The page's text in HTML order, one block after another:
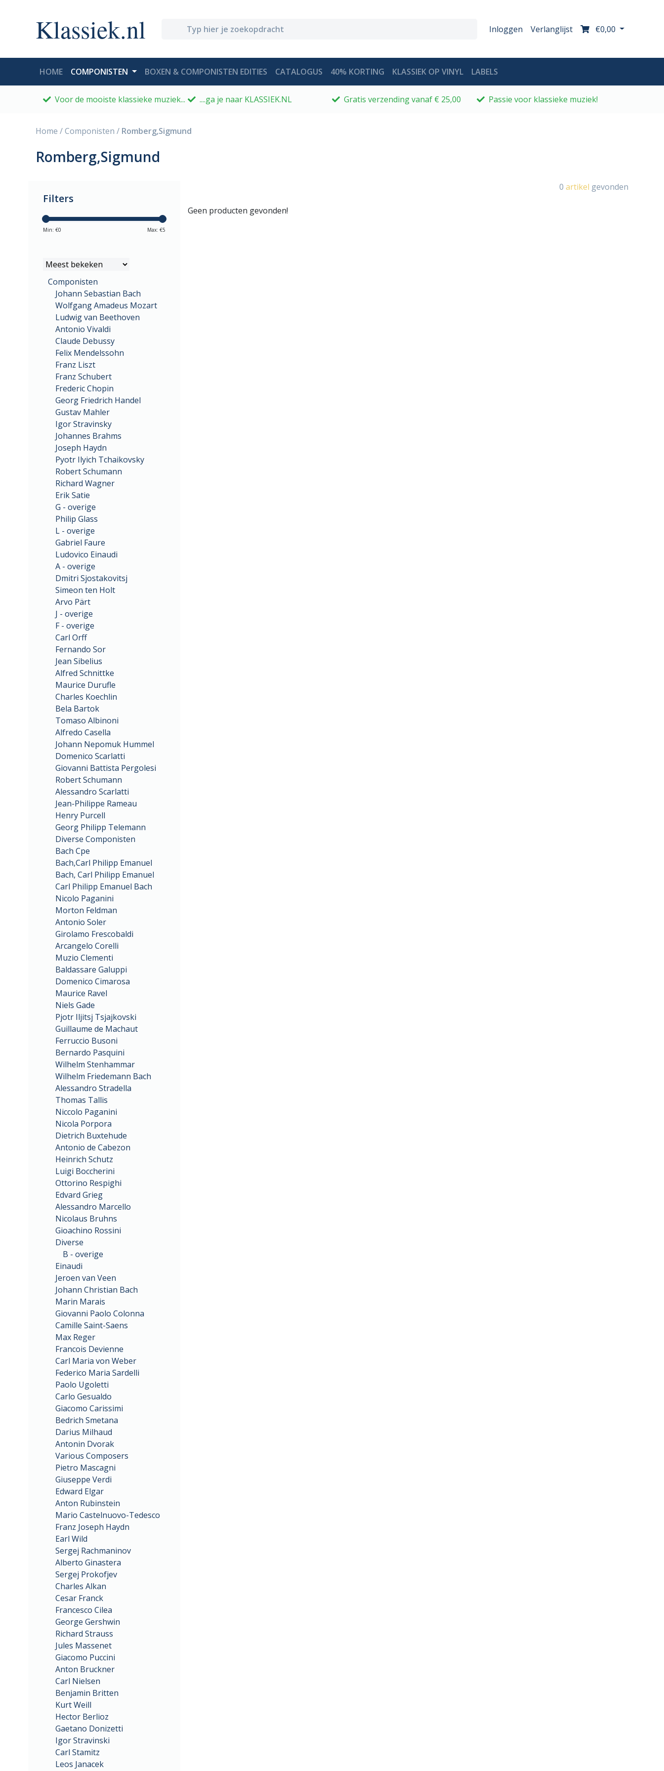
Klassiek.nl Inloggen Verlanglijst €0,00
HOME(CURRENT)
COMPONISTEN BOXEN & COMPONISTEN EDITIES CATALOGUS 40% KORTING KLASSIEK OP VINYL LABELS
Voor de mooiste klassieke muziek... ....ga je naar KLASSIEK.NL Gratis verzending vanaf € 25,00 Passie voor klassieke muziek!
Home /Componisten / Romberg,Sigmund
Romberg,Sigmund
Filters
Min: €0 Max: €5
Componisten
Johann Sebastian Bach
Wolfgang Amadeus Mozart
Ludwig van Beethoven
Antonio Vivaldi
Claude Debussy
Felix Mendelssohn
Franz Liszt
Franz Schubert
Frederic Chopin
Georg Friedrich Handel
Gustav Mahler
Igor Stravinsky
Johannes Brahms
Joseph Haydn
Pyotr Ilyich Tchaikovsky
Robert Schumann
Richard Wagner
Erik Satie
G - overige
Philip Glass
L - overige
Gabriel Faure
Ludovico Einaudi
A - overige
Dmitri Sjostakovitsj
Simeon ten Holt
Arvo Pärt
J - overige
F - overige
Carl Orff
Fernando Sor
Jean Sibelius
Alfred Schnittke
Maurice Durufle
Charles Koechlin
Bela Bartok
Tomaso Albinoni
Alfredo Casella
Johann Nepomuk Hummel
Domenico Scarlatti
Giovanni Battista Pergolesi
Robert Schumann
Alessandro Scarlatti
Jean-Philippe Rameau
Henry Purcell
Georg Philipp Telemann
Diverse Componisten
Bach Cpe
Bach,Carl Philipp Emanuel
Bach, Carl Philipp Emanuel
Carl Philipp Emanuel Bach
Nicolo Paganini
Morton Feldman
Antonio Soler
Girolamo Frescobaldi
Arcangelo Corelli
Muzio Clementi
Baldassare Galuppi
Domenico Cimarosa
Maurice Ravel
Niels Gade
Pjotr Iljitsj Tsjajkovski
Guillaume de Machaut
Ferruccio Busoni
Bernardo Pasquini
Wilhelm Stenhammar
Wilhelm Friedemann Bach
Alessandro Stradella
Thomas Tallis
Niccolo Paganini
Nicola Porpora
Dietrich Buxtehude
Antonio de Cabezon
Heinrich Schutz
Luigi Boccherini
Ottorino Respighi
Edvard Grieg
Alessandro Marcello
Nicolaus Bruhns
Gioachino Rossini
Diverse
B - overige
Einaudi
Jeroen van Veen
Johann Christian Bach
Marin Marais
Giovanni Paolo Colonna
Camille Saint-Saens
Max Reger
Francois Devienne
Carl Maria von Weber
Federico Maria Sardelli
Paolo Ugoletti
Carlo Gesualdo
Giacomo Carissimi
Bedrich Smetana
Darius Milhaud
Antonin Dvorak
Various Composers
Pietro Mascagni
Giuseppe Verdi
Edward Elgar
Anton Rubinstein
Mario Castelnuovo-Tedesco
Franz Joseph Haydn
Earl Wild
Sergej Rachmaninov
Alberto Ginastera
Sergej Prokofjev
Charles Alkan
Cesar Franck
Francesco Cilea
George Gershwin
Richard Strauss
Jules Massenet
Giacomo Puccini
Anton Bruckner
Carl Nielsen
Benjamin Britten
Kurt Weill
Hector Berlioz
Gaetano Donizetti
Igor Stravinski
Carl Stamitz
Leos Janacek
0 artikel gevonden
Geen producten gevonden!